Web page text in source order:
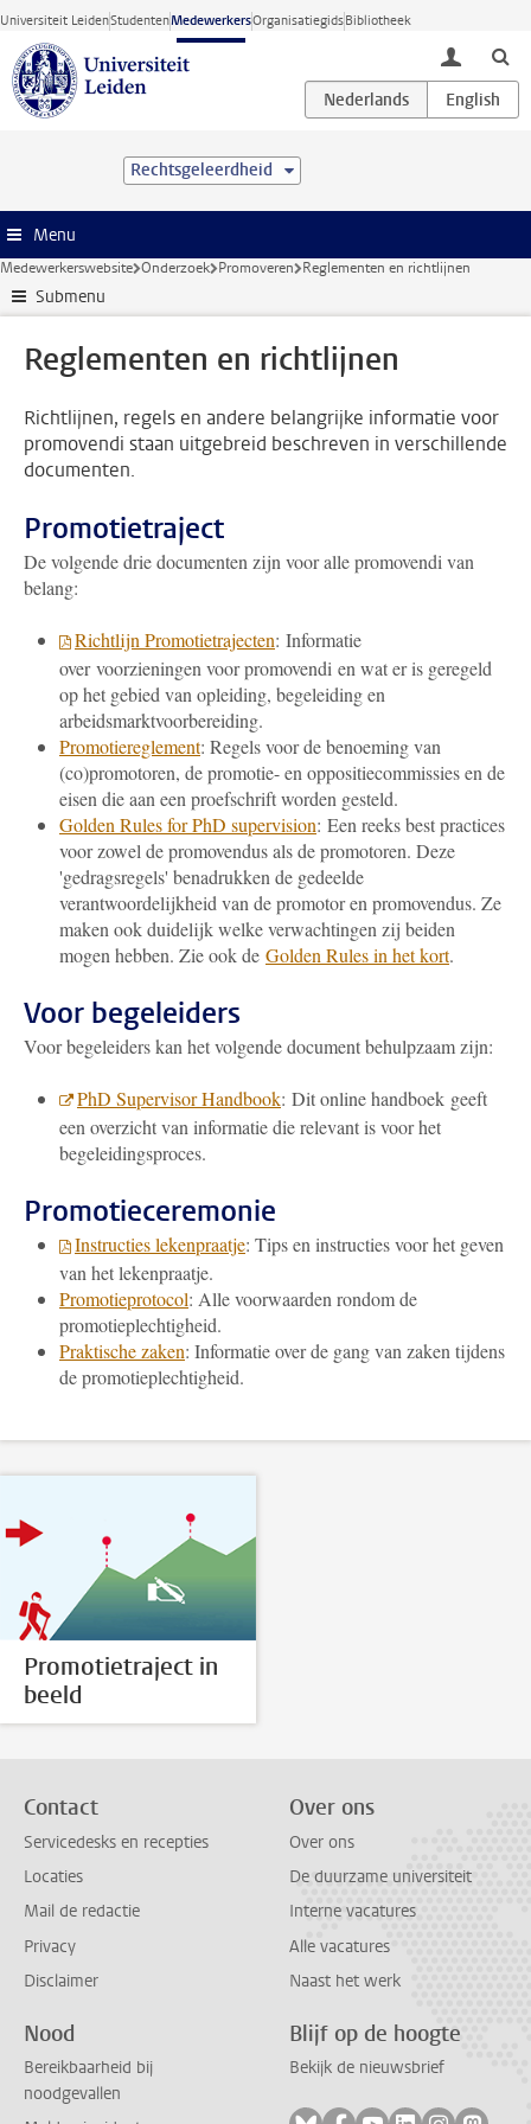
Ga direct naar de inhoud
Universiteit LeidenStudentenMedewerkersOrganisatiegidsBibliotheek
toggle
Rechtsgeleerdheid
Menu
Medewerkerswebsite Onderzoek Promoveren Reglementen en richtlijnen
Submenu
Reglementen en richtlijnen
Richtlijnen, regels en andere belangrijke informatie voor
promovendi staan uitgebreid beschreven in verschillende
documenten.
Promotietraject
De volgende drie documenten zijn voor alle promovendi van
belang:
Richtlijn Promotietrajecten: Informatie
over voorzieningen voor promovendi en wat er is geregeld
op het gebied van opleiding, begeleiding en
arbeidsmarktvoorbereiding.
Promotiereglement: Regels voor de benoeming van
(co)promotoren, de promotie- en oppositiecommissies en de
eisen die aan een proefschrift worden gesteld.
Golden Rules for PhD supervision: Een reeks best practices
voor zowel de promovendus als de promotoren. Deze
'gedragsregels' benadrukken de gedeelde
verantwoordelijkheid van de promotor en promovendus. Ze
maken ook duidelijk welke verwachtingen zij beiden
mogen hebben. Zie ook de Golden Rules in het kort.
Voor begeleiders
Voor begeleiders kan het volgende document behulpzaam zijn:
PhD Supervisor Handbook: Dit online handboek geeft
een overzicht van informatie die relevant is voor het
begeleidingsproces.
Promotieceremonie
Instructies lekenpraatje: Tips en instructies voor het geven
van het lekenpraatje.
Promotieprotocol: Alle voorwaarden rondom de
promotieplechtigheid.
Praktische zaken: Informatie over de gang van zaken tijdens
de promotieplechtigheid.
Promotietraject in
beeld
Contact
Servicedesks en recepties
Locaties
Mail de redactie
Privacy
Disclaimer
Over ons
Over ons
De duurzame universiteit
Interne vacatures
Alle vacatures
Naast het werk
Nood
Bereikbaarheid bij
noodgevallen
Blijf op de hoogte
Bekijk de nieuwsbrief